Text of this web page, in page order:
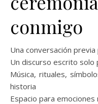
conmigo
Una conversación
Un discurso escrito
Música, rituales,
historia
Espacio para